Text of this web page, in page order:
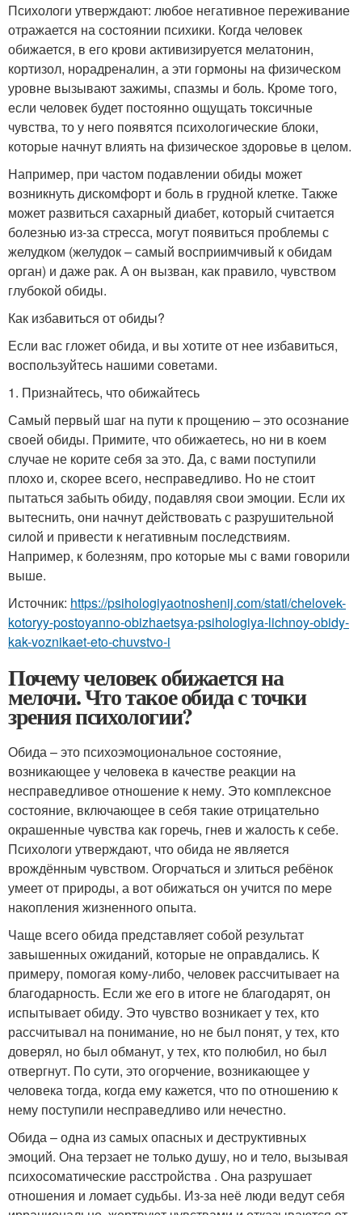
Психологи утверждают: любое негативное переживание
отражается на состоянии психики. Когда человек
обижается, в его крови активизируется мелатонин,
кортизол, норадреналин, а эти гормоны на физическом
уровне вызывают зажимы, спазмы и боль. Кроме того,
если человек будет постоянно ощущать токсичные
чувства, то у него появятся психологические блоки,
которые начнут влиять на физическое здоровье в целом.
Например, при частом подавлении обиды может
возникнуть дискомфорт и боль в грудной клетке. Также
может развиться сахарный диабет, который считается
болезнью из-за стресса, могут появиться проблемы с
желудком (желудок – самый восприимчивый к обидам
орган) и даже рак. А он вызван, как правило, чувством
глубокой обиды.
Как избавиться от обиды?
Если вас гложет обида, и вы хотите от нее избавиться,
воспользуйтесь нашими советами.
1. Признайтесь, что обижайтесь
Самый первый шаг на пути к прощению – это осознание
своей обиды. Примите, что обижаетесь, но ни в коем
случае не корите себя за это. Да, с вами поступили
плохо и, скорее всего, несправедливо. Но не стоит
пытаться забыть обиду, подавляя свои эмоции. Если их
вытеснить, они начнут действовать с разрушительной
силой и привести к негативным последствиям.
Например, к болезням, про которые мы с вами говорили
выше.
Источник: https://psihologiyaotnoshenij.com/stati/chelovek-
kotoryy-postoyanno-obizhaetsya-psihologiya-lichnoy-obidy-
kak-voznikaet-eto-chuvstvo-i
Почему человек обижается на
мелочи. Что такое обида с точки
зрения психологии?
Обида – это психоэмоциональное состояние,
возникающее у человека в качестве реакции на
несправедливое отношение к нему. Это комплексное
состояние, включающее в себя такие отрицательно
окрашенные чувства как горечь, гнев и жалость к себе.
Психологи утверждают, что обида не является
врождённым чувством. Огорчаться и злиться ребёнок
умеет от природы, а вот обижаться он учится по мере
накопления жизненного опыта.
Чаще всего обида представляет собой результат
завышенных ожиданий, которые не оправдались. К
примеру, помогая кому-либо, человек рассчитывает на
благодарность. Если же его в итоге не благодарят, он
испытывает обиду. Это чувство возникает у тех, кто
рассчитывал на понимание, но не был понят, у тех, кто
доверял, но был обманут, у тех, кто полюбил, но был
отвергнут. По сути, это огорчение, возникающее у
человека тогда, когда ему кажется, что по отношению к
нему поступили несправедливо или нечестно.
Обида – одна из самых опасных и деструктивных
эмоций. Она терзает не только душу, но и тело, вызывая
психосоматические расстройства . Она разрушает
отношения и ломает судьбы. Из-за неё люди ведут себя